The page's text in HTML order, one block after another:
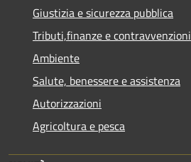
Giustizia e sicurezza pubblica
Tributi,finanze e contravvenzioni
Ambiente
Salute, benessere e assistenza
Autorizzazioni
Agricoltura e pesca